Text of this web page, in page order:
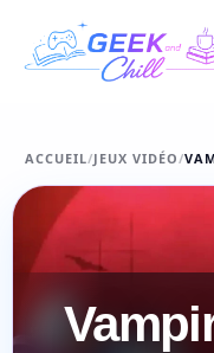
ACCUEIL/JEUX VIDÉO/